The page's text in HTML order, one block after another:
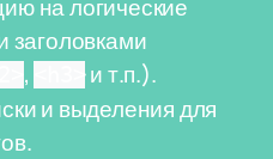
на логические
заголовками
, <h3>и т.п.).
и выделения для